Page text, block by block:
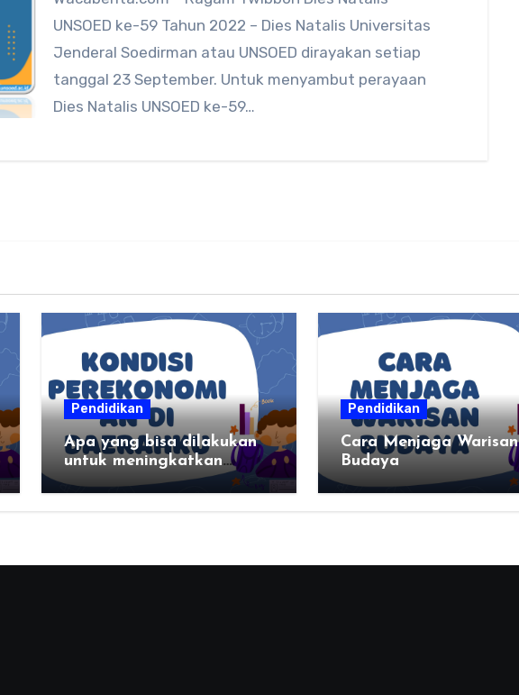
UNSOED ke-59 Tahun 2022 – Dies Natalis Universitas
Jenderal Soedirman atau UNSOED dirayakan setiap
tanggal 23 September. Untuk menyambut perayaan
Dies Natalis UNSOED ke-59…
Pendidikan
Apa yang bisa dilakukan
untuk meningkatkan
kondisi perekonomian
daerahku?
Pendidikan
Cara Menjaga Warisan
Budaya